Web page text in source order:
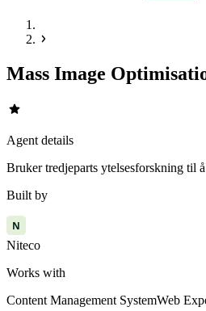
Mass Image
star
Agent details
Bruker tredjeparts ytelsesforskning til
Built by
N
Niteco
Works with
Content Management SystemWeb